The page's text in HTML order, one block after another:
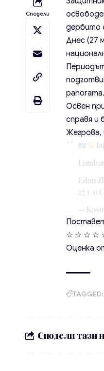
Сподели
дербито
Днес (27
Освен
справя и
Жегрова,
Edon
27 y/o
—
☆ ☆ ☆ ☆
Оценка
TAGGED:
Сподели тази